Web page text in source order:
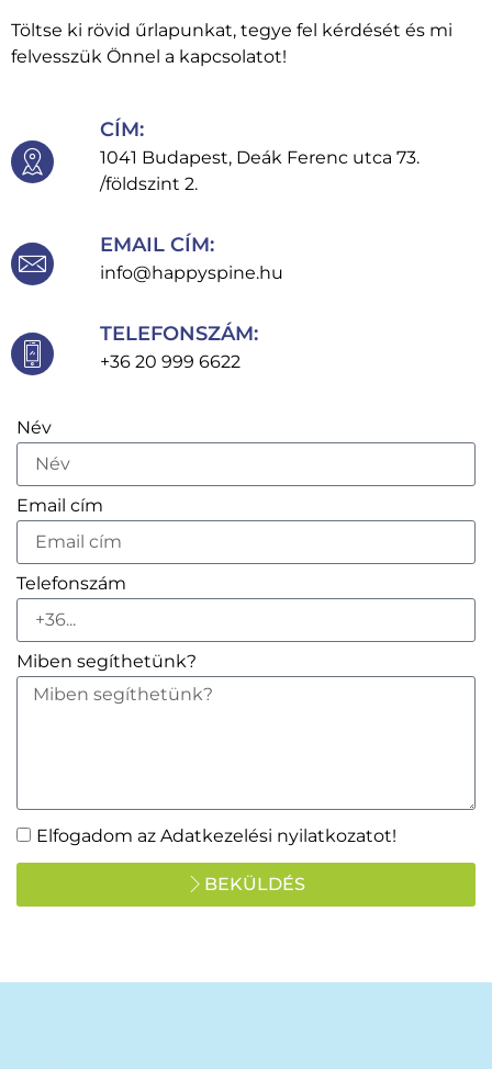
Töltse ki rövid űrlapunkat, tegye fel kérdését és mi
felvesszük Önnel a kapcsolatot!
CÍM:
1041 Budapest, Deák Ferenc utca 73.
/földszint 2.
EMAIL CÍM:
info@happyspine.hu
TELEFONSZÁM:
+36 20 999 6622
Név
Email cím
Telefonszám
Miben segíthetünk?
Elfogadom az Adatkezelési nyilatkozatot!
BEKÜLDÉS